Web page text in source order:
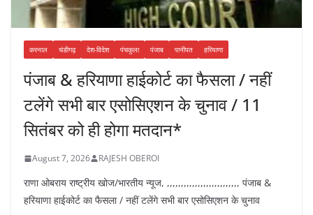
करनाल चंडीगढ़ देश-विदेश पंचकुला पंजाब पानीपत हरियाणा
पंजाब & हरियाणा हाईकोर्ट का फैसला / नहीं
टलेंगे सभी बार एसोसिएशन के चुनाव / 11
सितंबर को ही होगा मतदान*
August 7, 2026 RAJESH OBEROI
राणा ओबराय राष्ट्रीय खोज/भारतीय न्यूज, ,,,,,,,,,,,,,,,,,,,,,,,,,, पंजाब &
हरियाणा हाईकोर्ट का फैसला / नहीं टलेंगे सभी बार एसोसिएशन के चुनाव